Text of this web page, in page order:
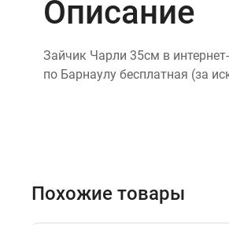
Описание
Зайчик Чарли 35см в
по Барнаулу бесплатная (за
Похожие товары